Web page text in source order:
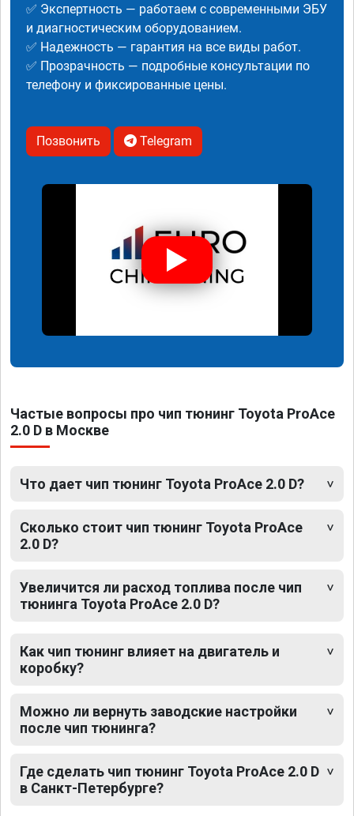
✅ Экспертность — работаем с современными ЭБУ
и диагностическим оборудованием.
✅ Надежность — гарантия на все виды работ.
✅ Прозрачность — подробные консультации по
телефону и фиксированные цены.
Позвонить Telegram
Частые вопросы про чип тюнинг Toyota ProAce
2.0 D в Москве
Что дает чип тюнинг Toyota ProAce 2.0 D?
Сколько стоит чип тюнинг Toyota ProAce
2.0 D?
Увеличится ли расход топлива после чип
тюнинга Toyota ProAce 2.0 D?
Как чип тюнинг влияет на двигатель и
коробку?
Можно ли вернуть заводские настройки
после чип тюнинга?
Где сделать чип тюнинг Toyota ProAce 2.0 D
в Санкт-Петербурге?